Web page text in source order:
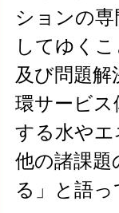
ションの
してゆく
及び問題
環サービス
する水や
他の諸課
る」と語